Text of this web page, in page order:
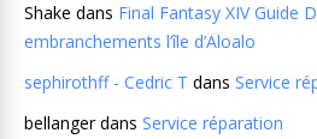
Shake dans Final Fantasy XIV Guide
embranchements l’île d’Aloalo
sephirothff - Cedric T dans Service
bellangerdans Service réparation